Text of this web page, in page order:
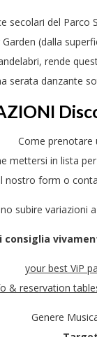
secolari del Parco
(dalla
rende
serata danzante
Come prenotare
mettersi in lista
nostro form o
subire variazioni
consiglia
your best ViP
& reservation
Genere